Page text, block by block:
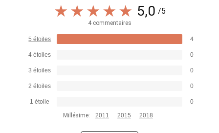
5,0 /5
4 commentaires
5 étoiles 4
4 étoiles 0
3 étoiles 0
2 étoiles 0
1 étoile
0
Millésime:
2011 2015 2018